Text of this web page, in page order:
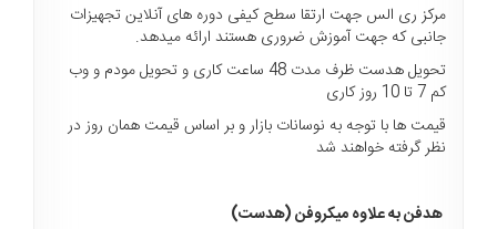
مرکز ری الس جهت ارتقا سطح کیفی دوره های آنلاین تجهیزات
جانبی که جهت آموزش ضروری هستند ارائه میدهد.
تحویل هدست ظرف مدت 48 ساعت کاری و تحویل مودم و وب
کم 7 تا 10 روز کاری
قیمت ها با توجه به نوسانات بازار و بر اساس قیمت همان روز در
نظر گرفته خواهند شد
هدفن به علاوه میکروفن (هدست)